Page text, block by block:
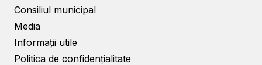
Consiliul municipal
Media
Informații utile
Politica de confidențialitate